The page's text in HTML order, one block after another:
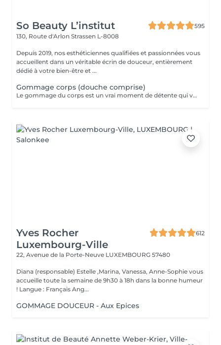
So Beauty L’institut
595
130, Route d'Arlon Strassen L-8008
Depuis 2019, nos esthéticiennes qualifiées et passionnées vous
accueillent dans un véritable écrin de douceur, entièrement
dédié à votre bien-être et ...
Gommage corps (douche comprise)
Le gommage du corps est un vrai moment de détente qui va permettre à la peau de se débarrasser de ses inégalités et de retrouver une peau toute douce. Ce soin est parfait juste avant d'aller au soleil pour permettre à la peau de mieux bronzer.
Yves Rocher
Luxembourg-Ville
612
22, Avenue de la Porte-Neuve LUXEMBOURG 57480
Diana (responsable) Estelle ,Marina, Vanessa, Anne-Sophie vous
accueille toute la semaine de 9h30 à 18h dans la bonne humeur
! Langue : Français Ang...
GOMMAGE DOUCEUR - Aux Epices